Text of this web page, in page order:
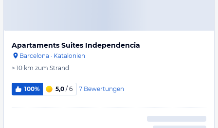
Apartaments Suites Independencia
Barcelona · Katalonien
> 10 km zum Strand
100% 5,0 / 6 7 Bewertungen